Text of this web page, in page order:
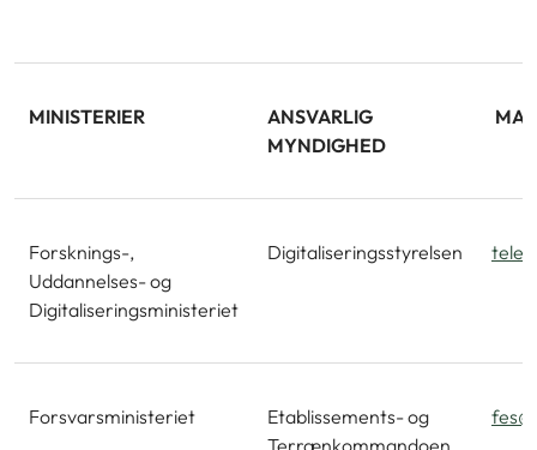
MINISTERIER
ANSVARLIG
MYNDIGHED
Forsknings-,
Uddannelses- og
Digitaliseringsministeriet
Digitaliseringsstyrelsen
Forsvarsministeriet
Etablissements- og
Terrænkommandoen